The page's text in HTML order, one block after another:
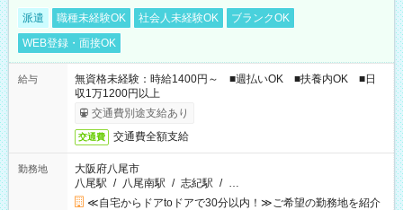
派遣 職種未経験OK 社会人未経験OK
ブランクOK
WEB登録・面接OK
給与
無資格未経験：時給1400円～ ■週払いOK ■扶養内OK ■日
収1万1200円以上
交通費別途支給あり
交通費 交通費全額支給
勤務地
大阪府八尾市
八尾駅 / 八尾南駅 / 志紀駅 / …
≪自宅からドアtoドアで30分以内！≫ご希望の勤務地を紹介